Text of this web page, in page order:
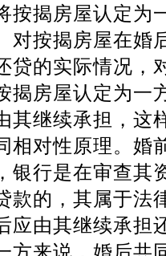
按揭房屋认定为
对按揭房屋在婚
贷的实际情况，
揭房屋认定为一
其继续承担，这
相对性原理。婚
银行是在审查其
款的，其属于法
应由其继续承担
方来说，婚后共